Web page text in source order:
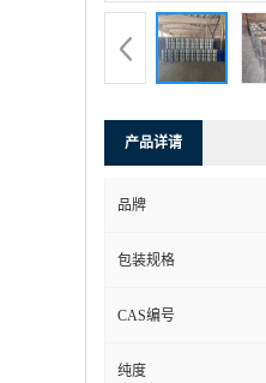
产品详请
品牌
包装规格
CAS编号
纯度